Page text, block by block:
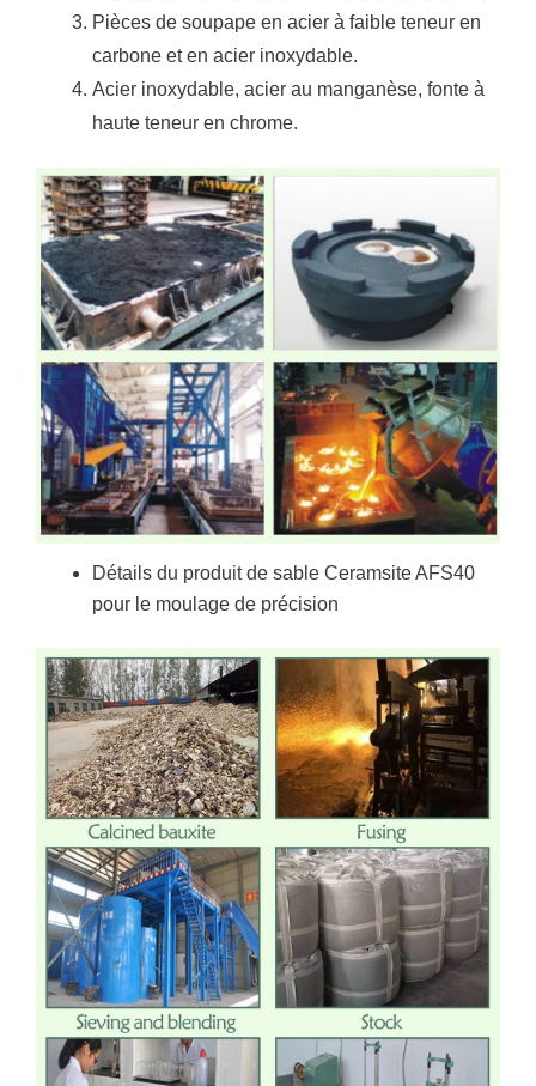
Pièces de soupape en acier à faible teneur en
carbone et en acier inoxydable.
Acier inoxydable, acier au manganèse, fonte à
haute teneur en chrome.
Détails du produit de sable Ceramsite AFS40
pour le moulage de précision